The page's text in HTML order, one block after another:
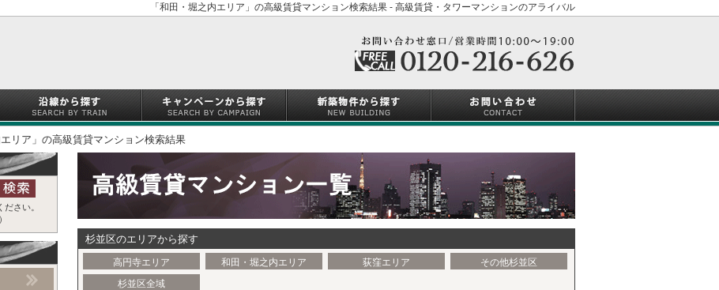
「和田・堀之内エリア」の高級賃貸マンション検索結果 - 高級賃貸・タワーマンションのアライバル
エリア」の高級賃貸マンション検索結果
杉並区のエリアから探す
高円寺エリア 和田・堀之内エリア 荻窪エリア
その他杉並区
杉並区全域
さい。